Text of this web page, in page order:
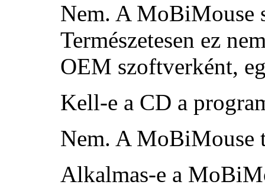
Nem. A MoBiMouse
Természetesen ez
OEM szoftverként,
Kell-e a CD a
Nem. A MoBiMouse
Alkalmas-e a